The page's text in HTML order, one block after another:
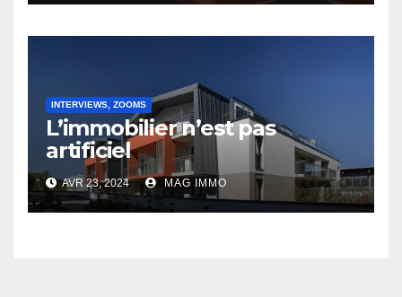
INTERVIEWS, ZOOMS
L’immobilier n’est pas
artificiel
AVR 23, 2024 MAG IMMO